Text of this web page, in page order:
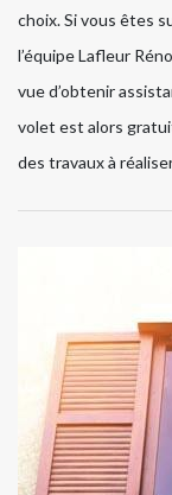
choix. Si vous êtes
l’équipe Lafleur
vue d’obtenir
volet est alors
des travaux à